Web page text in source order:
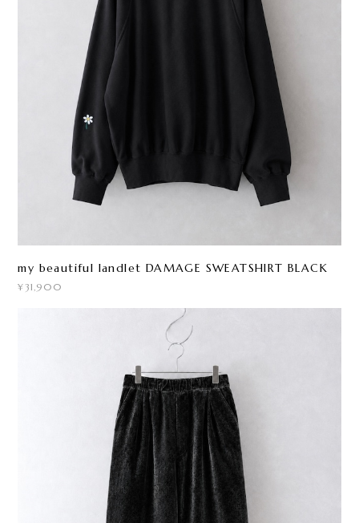
my beautiful landlet DAMAGE SWEATSHIRT BLACK
¥31,900